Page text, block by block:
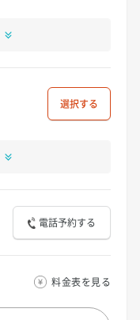
選択
電話予約する
料金表を見る